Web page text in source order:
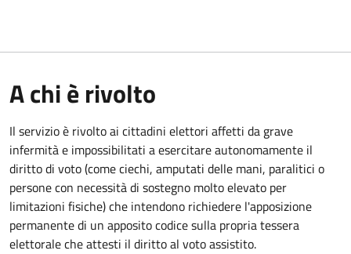
A chi è rivolto
Il servizio è rivolto ai cittadini elettori affetti da grave
infermità e impossibilitati a esercitare autonomamente il
diritto di voto (come ciechi, amputati delle mani, paralitici o
persone con necessità di sostegno molto elevato per
limitazioni fisiche) che intendono richiedere l'apposizione
permanente di un apposito codice sulla propria tessera
elettorale che attesti il diritto al voto assistito.